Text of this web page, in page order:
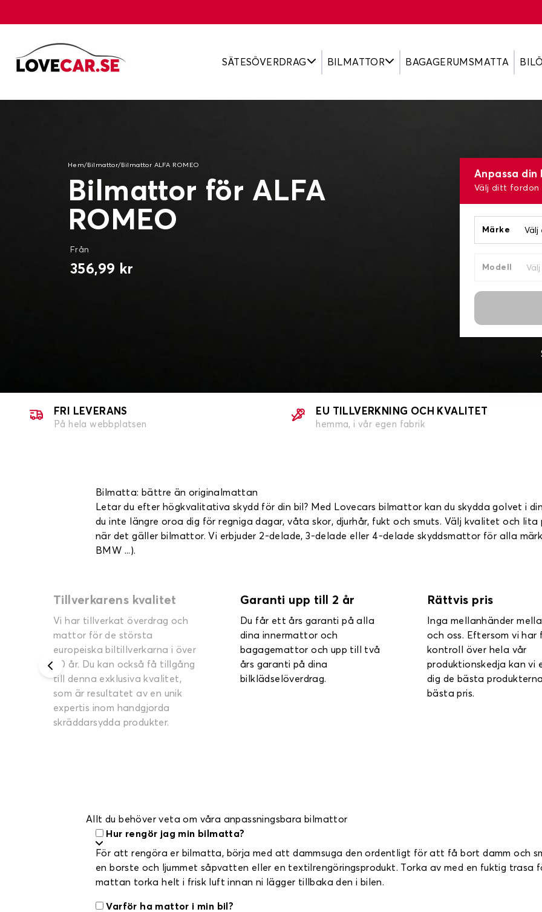
SÄTESÖVERDRAG BILMATTOR BAGAGERUMSMATTA
Hem/Bilmattor/Bilmattor ALFA ROMEO
Bilmattor för ALFA
ROMEO
Från
356,99 kr
Anpassa
Välj ditt fordon
Märke
Modell
FRI LEVERANS
På hela webbplatsen
EU TILLVERKNING OCH KVALITET
hemma, i vår egen fabrik
Bilmatta: bättre än originalmattan
Letar du efter högkvalitativa skydd för din bil? Med Lovecars bilmattor kan du skydda golvet i
du inte längre oroa dig för regniga dagar, våta skor, djurhår, fukt och smuts. Välj kvalitet och lita
när det gäller bilmattor. Vi erbjuder 2-delade, 3-delade eller 4-delade skyddsmattor för alla
BMW ...).
Garanti upp till 2 år
Du får ett års garanti på alla
dina innermattor och
bagagemattor och upp till två
års garanti på dina
bilklädselöverdrag.
Rättvis pris
Inga mellanhänder mellan dig
och oss. Eftersom vi har full
kontroll över hela vår
produktionskedja kan vi erbjuda
dig de bästa produkterna till
Enkel installation
Installationssatser,
bruksanvisningar eller
videohandledningar – vi
erbjuder många smarta
som underlättar
av våra produkter i din bil.
Allt du behöver veta om våra anpassningsbara bilmattor
Hur rengör jag min bilmatta?
För att rengöra er bilmatta, börja med att dammsuga den ordentligt för att få bort damm och
en borste och ljummet såpvatten eller en textilrengöringsprodukt. Torka av med en fuktig
mattan torka helt i frisk luft innan ni lägger tillbaka den i bilen.
Varför ha mattor i min bil?